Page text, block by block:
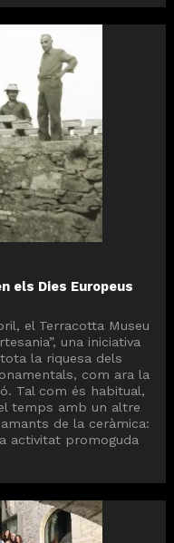
els Dies Europeus
el Terracotta Museu
una iniciativa
la riquesa dels
com ara la
Tal com és habitual,
temps amb un altre
de la ceràmica:
activitat promoguda